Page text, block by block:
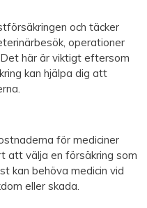
och täcker
operationer
Det här är viktigt eftersom
kan hjälpa dig att
för mediciner
att välja en försäkring som
kan behöva medicin vid
eller skada.